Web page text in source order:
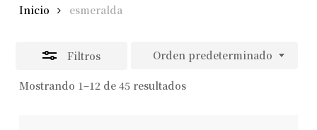
Inicio esmeralda
Filtros
Mostrando 1–12 de 45 resultados
Orden predeterminado